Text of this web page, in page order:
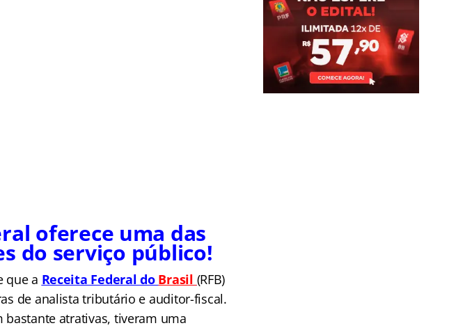
oferece uma das
do serviço público!
que a Receita Federal do Brasil (RFB)
de analista tributário e auditor-fiscal.
bastante atrativas, tiveram uma